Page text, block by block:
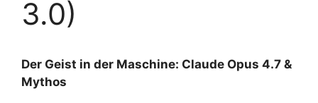
3.0)
Der Geist in der Maschine: Claude Opus 4.7 &
Mythos